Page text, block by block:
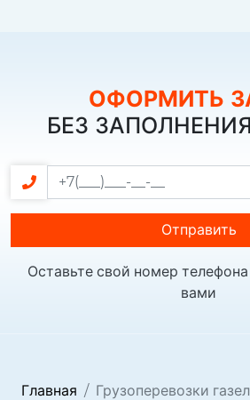
ОФОРМИТЬ
БЕЗ
Отправить
Оставьте свой номер
вами
Главная Грузоперевозки